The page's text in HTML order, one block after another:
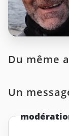
Du même
Un